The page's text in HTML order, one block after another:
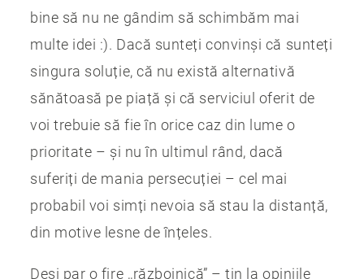
bine să nu ne gândim să schimbăm mai
multe idei :). Dacă sunteți convinși că sunteți
singura soluție, că nu există alternativă
sănătoasă pe piață și că serviciul oferit de
voi trebuie să fie în orice caz din lume o
prioritate – și nu în ultimul rând, dacă
suferiți de mania persecuției – cel mai
probabil voi simți nevoia să stau la distanță,
din motive lesne de înțeles.
Deși par o fire ,,războinică” – țin la opiniile